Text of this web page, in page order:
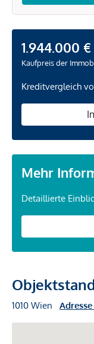
1.944.000 €
Kaufpreis der
Kreditvergleich
Mehr
Detaillierte
1010 Wien